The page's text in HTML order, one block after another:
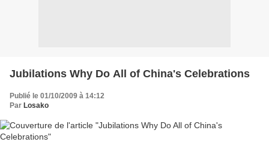
Jubilations Why Do All of China's Celebrations
Publié le 01/10/2009 à 14:12
Par Losako